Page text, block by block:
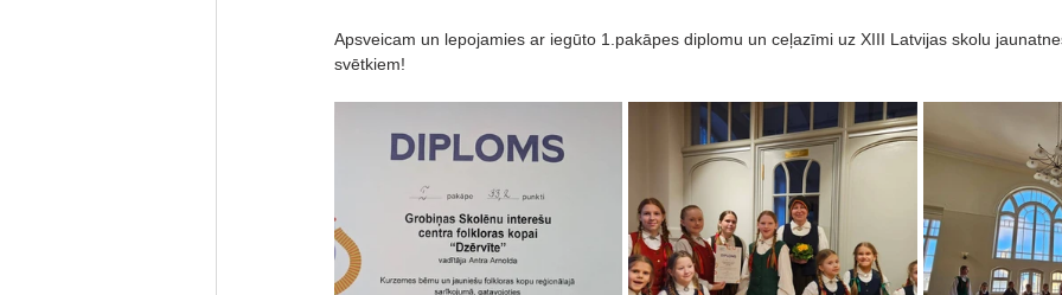
Apsveicam un lepojamies ar iegūto 1.pakāpes diplomu un ceļazīmi uz XIII Latvijas skolu
svētkiem!